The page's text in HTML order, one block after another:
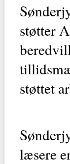
støtter
støttet
læsere